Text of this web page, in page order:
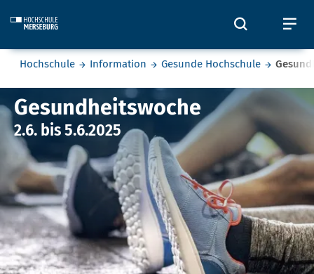
Öffnet
Sie befinden sich hier:
Hochschule Information Gesunde Hochschule
Gesundheitswoche
Gesundheitswoche
2.6. bis 5.6.2025